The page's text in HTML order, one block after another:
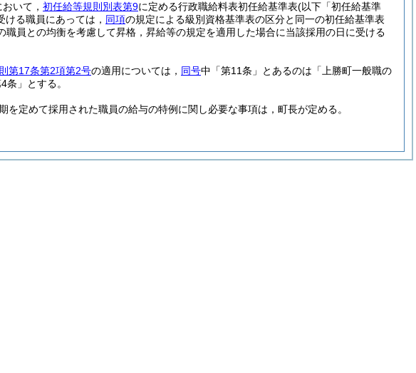
いて， 初任給等規則別表第9に定める行政職給料表初任給基準表(以下「初任給基準
ける職員にあっては， 同項の規定による級別資格基準表の区分と同一の初任給基準表
職員との均衡を考慮して昇格，昇給等の規定を適用した場合に当該採用の日に受ける
第17条第2項第2号の適用については， 同号中「第11条」とあるのは「上勝町一般職の
条」とする。
定めて採用された職員の給与の特例に関し必要な事項は，町長が定める。